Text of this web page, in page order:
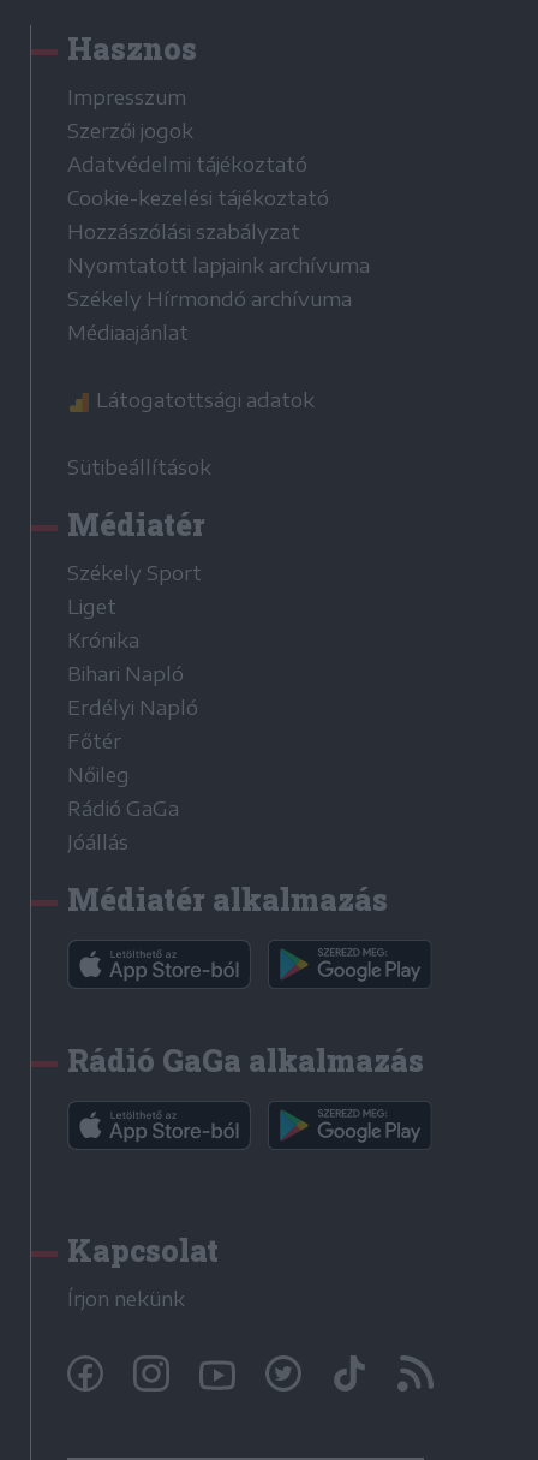
Hasznos
Impresszum
Szerzői jogok
Adatvédelmi tájékoztató
Cookie-kezelési tájékoztató
Hozzászólási szabályzat
Nyomtatott lapjaink archívuma
Székely Hírmondó archívuma
Médiaajánlat
Látogatottsági adatok
Sütibeállítások
Médiatér
Székely Sport
Liget
Krónika
Bihari Napló
Erdélyi Napló
Főtér
Nőileg
Rádió GaGa
Jóállás
Médiatér alkalmazás
Rádió GaGa alkalmazás
Kapcsolat
Írjon nekünk